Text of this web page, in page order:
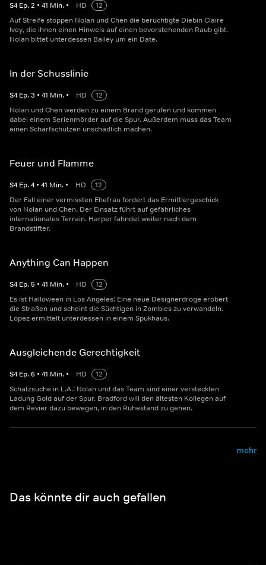
S4 Ep.2 • 41 Min. • HD
12
Auf Streife stoppen Nolan und Chen die berüchtigte Diebin Claire
Ivey, die ihnen einen Hinweis auf einen bevorstehenden Raub gibt.
Nolan bittet unterdessen Bailey um ein Date.
In der Schusslinie
S4 Ep.3 • 41 Min. • HD
12
Nolan und Chen werden zu einem Brand gerufen und kommen
dabei einem Serienmörder auf die Spur. Außerdem muss das Team
einen Scharfschützen unschädlich machen.
Feuer und Flamme
S4 Ep.4 • 41 Min. • HD
12
Der Fall einer vermissten Ehefrau fordert das Ermittlergeschick
von Nolan und Chen. Der Einsatz führt auf gefährliches
internationales Terrain. Harper fahndet weiter nach dem
Brandstifter.
Anything Can Happen
S4 Ep.5 • 41 Min. • HD
12
Es ist Halloween in Los Angeles: Eine neue Designerdroge erobert
die Straßen und scheint die Süchtigen in Zombies zu verwandeln.
Lopez ermittelt unterdessen in einem Spukhaus.
Ausgleichende Gerechtigkeit
S4 Ep.6 • 41 Min. • HD
12
Schatzsuche in L.A.: Nolan und das Team sind einer versteckten
Ladung Gold auf der Spur. Bradford will den ältesten Kollegen auf
dem Revier dazu bewegen, in den Ruhestand zu gehen.
mehr
Das könnte dir auch gefallen